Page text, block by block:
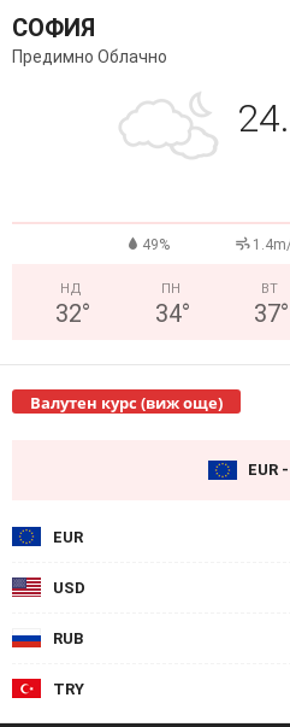
СОФИЯ
Предимно Облачно
49%
НД
32°
ПН
34°
ВТ
37°
Валутен курс (виж още)
EUR
EUR
USD
RUB
TRY